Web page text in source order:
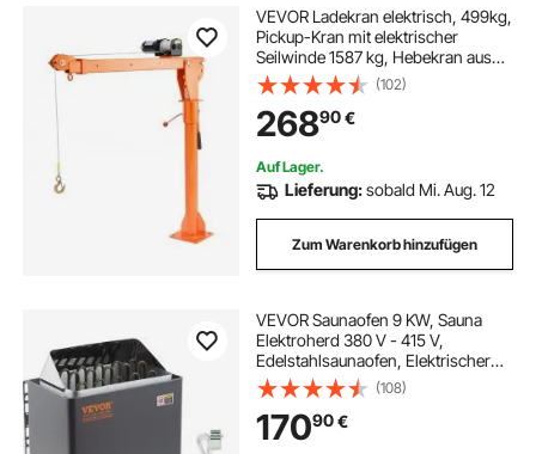
VEVOR Ladekran elektrisch, 499kg,
Pickup-Kran mit elektrischer
Seilwinde 1587 kg, Hebekran aus
Stahl für Pickup-Trucks, 360°
schwenkbar, zum Heben von
Gütern auf der Baustelle oder in der
Fabrik
(102)
26890€
Auf Lager.
Lieferung:sobald Mi. Aug. 12
Zum Warenkorb hinzufügen
VEVOR Saunaofen 9 KW, Sauna
Elektroherd 380 V - 415 V,
Edelstahlsaunaofen, Elektrischer
Saunaofen 2 Modi (Temperatur,
Zeit), mit Externem Steuergerät &
3M-Temperatursensor (Saunastein
Nicht enthalten)
(108)
17090€